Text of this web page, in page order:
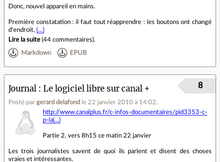
Donc, nouvel appareil en mains.
Première constatation : il faut tout réapprendre : les boutons ont changé
d'endroit, (…)
Lire la suite (44 commentaires).
Markdown EPUB
Journal Le logiciel libre sur canal +
Posté par gerard delafond le 22 janvier 2010 à 14:02.
8
http://www.canalplus.fr/c-infos-documentaires/pid3353-c-
p-la(...)
Partie 2, vers 8h15 ce matin 22 janvier
Les trois journalistes savent de quoi ils parlent et disent des choses
vraies et intéressantes.